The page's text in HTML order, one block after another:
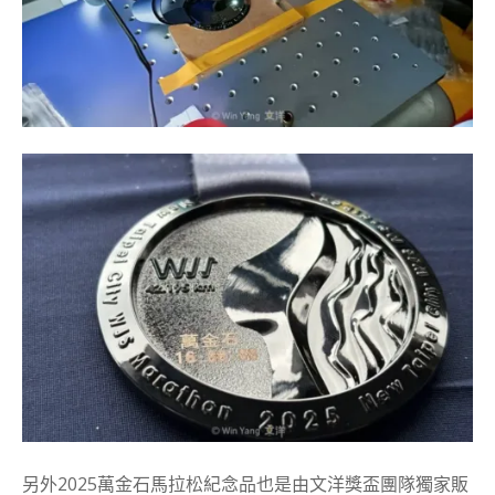
另外2025萬金石馬拉松紀念品也是由文洋獎盃團隊獨家販